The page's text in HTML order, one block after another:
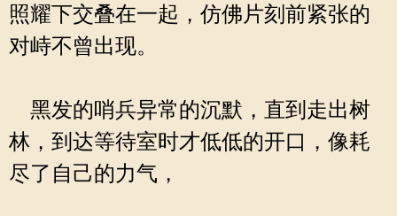
照耀下交叠在一起，仿佛片刻前紧张的
对峙不曾出现。
黑发的哨兵异常的沉默，直到走出树
林，到达等待室时才低低的开口，像耗
尽了自己的力气，